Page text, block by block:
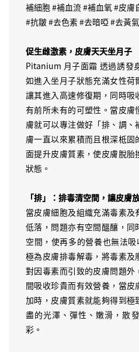
補細胞 #補血流 #補血氧 #皮膚
#抗皺 #去色素 #去暗啞 #去黃
促生雌激素，皮膚天天坐月子
Pitanium 月子面霜 透過誘發
如進入坐月子狀態充滿女性荷
讓其進入高速修復期，同時
有前所未有的可塑性。當皮膚
膚就可以專注做好「排、調
膚一直以來累積而且根深柢
面提升皮膚質素，使皮膚脫
狀態。
「排」：排毒清空間，讓皮膚
當皮膚細胞及組織充滿毒素
低落，問題亦有空間醞釀，同
空間，使再多的營養也無法
極為皮膚排毒解毒，將毒素
對因毒素而引致的皮膚問題外
間吸收珍貴而有效營養，當
加時，皮膚質素就能夠得到
盡的光澤、彈性、嫩滑，散
彩。